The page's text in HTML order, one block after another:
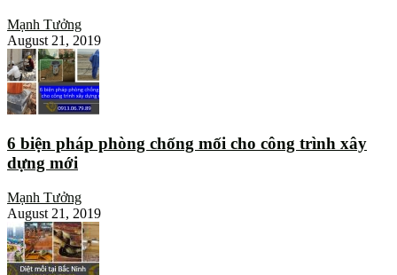
Mạnh Tưởng
August 21, 2019
6 biện pháp phòng chống mối cho công trình xây
dựng mới
Mạnh Tưởng
August 21, 2019